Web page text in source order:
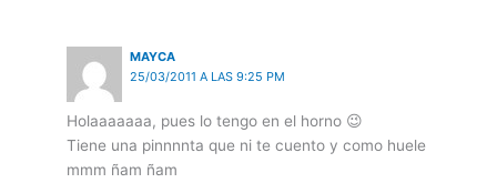
MAYCA
25/03/2011 A LAS 9:25 PM
Holaaaaaaa, pues lo tengo en el horno 😉
Tiene una pinnnnta que ni te cuento y como huele
mmm ñam ñam